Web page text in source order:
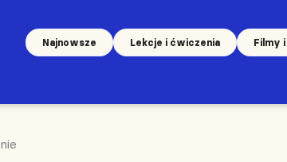
Najnowsze Lekcje i ćwiczenia Filmy